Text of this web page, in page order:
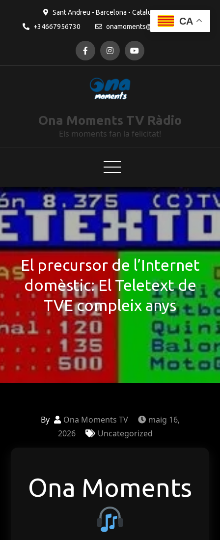
Sant Andreu - Barcelona - Catalunya
+34667956730
onamoments@gmail.com
Ona Moments TV Ràdio
Els moments fan la felicitat!
El precursor de l’Internet
domèstic: El Teletext de
TVE compleix anys
By Ona Moments TV
maig 16,
2026
Uncategorized
Ona Moments
CA